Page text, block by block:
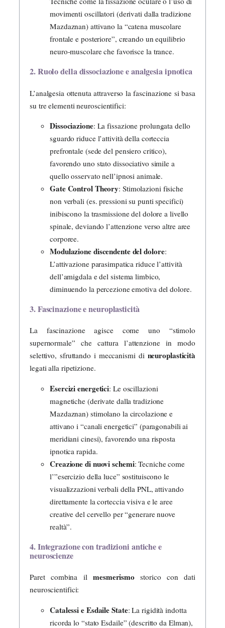
movimenti oscillatori (derivati dalla tradizione
Mazdaznan) attivano la “catena muscolare
frontale e posteriore”, creando un equilibrio
neuro-muscolare che favorisce la trance.
2. Ruolo della dissociazione e analgesia ipnotica
L’analgesia ottenuta attraverso la fascinazione si basa
su tre elementi neuroscientifici:
Dissociazione: La fissazione prolungata dello
sguardo riduce l’attività della corteccia
prefrontale (sede del pensiero critico),
favorendo uno stato dissociativo simile a
quello osservato nell’ipnosi animale.
Gate Control Theory: Stimolazioni fisiche
non verbali (es. pressioni su punti specifici)
inibiscono la trasmissione del dolore a livello
spinale, deviando l’attenzione verso altre aree
corporee.
Modulazione discendente del dolore:
L’attivazione parasimpatica riduce l’attività
dell’amigdala e del sistema limbico,
diminuendo la percezione emotiva del dolore.
3. Fascinazione e neuroplasticità
La fascinazione agisce come uno “stimolo
supernormale” che cattura l’attenzione in modo
selettivo, sfruttando i meccanismi di neuroplasticità
legati alla ripetizione.
Esercizi energetici: Le oscillazioni
magnetiche (derivate dalla tradizione
Mazdaznan) stimolano la circolazione e
attivano i “canali energetici” (paragonabili ai
meridiani cinesi), favorendo una risposta
ipnotica rapida.
Creazione di nuovi schemi: Tecniche come
l’”esercizio della luce” sostituiscono le
visualizzazioni verbali della PNL, attivando
direttamente la corteccia visiva e le aree
creative del cervello per “generare nuove
realtà”.
4. Integrazione con tradizioni antiche e
neuroscienze
Paret combina il mesmerismo storico con dati
neuroscientifici:
Catalessi e Esdaile State: La rigidità indotta
ricorda lo “stato Esdaile” (descritto da Elman),